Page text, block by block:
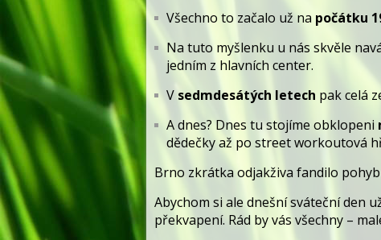
Všechno to začalo už na počátku
Na tuto myšlenku u nás skvěle
jedním z hlavních center.
V sedmdesátých letech pak celá
A dnes? Dnes tu stojíme obklopeni
dědečky až po street workoutová
Brno zkrátka odjakživa fandilo
Abychom si ale dnešní sváteční den
překvapení. Rád by vás všechny –